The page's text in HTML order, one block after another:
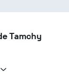
Tamchy